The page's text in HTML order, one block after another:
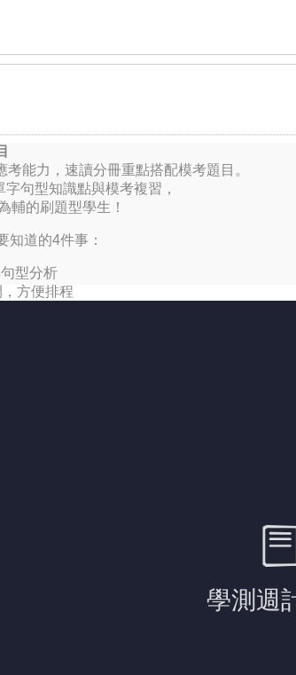
能力，速讀分冊重點搭配模考題目。
句型知識點與模考複習，
輔的刷題型學生！
知道的4件事：
型分析
方便排程